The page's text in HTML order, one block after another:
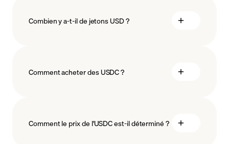
Combien y a-t-il de jetons USD ?
Comment acheter des USDC ?
Comment le prix de l'USDC est-il déterminé ?